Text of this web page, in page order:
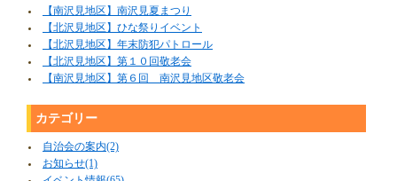
【南沢見地区】南沢見夏まつり
【北沢見地区】ひな祭りイベント
【北沢見地区】年末防犯パトロール
【北沢見地区】第１０回敬老会
【南沢見地区】第６回 南沢見地区敬老会
カテゴリー
自治会の案内(2)
お知らせ(1)